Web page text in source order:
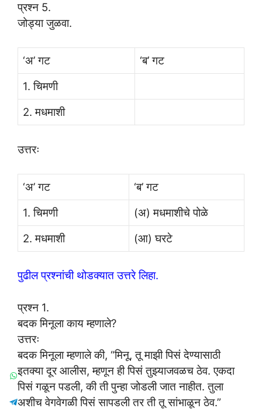
प्रश्न 5.
जोड्या जुळवा.
‘अ’ गट
‘ब’ गट
1. चिमणी
2. मधमाशी
उत्तरः
‘अ’ गट
‘ब’ गट
1. चिमणी
(अ) मधमाशीचे पोळे
2. मधमाशी
(आ) घरटे
पुढील प्रश्नांची थोडक्यात उत्तरे लिहा.
प्रश्न 1.
बदक मिनूला काय म्हणाले?
उत्तरः
बदक मिनूला म्हणाले की, “मिनू, तू माझी पिसं देण्यासाठी
इतक्या दूर आलीस, म्हणून ही पिसं तुझ्याजवळच ठेव. एकदा
पिसं गळून पडली, की ती पुन्हा जोडली जात नाहीत. तुला
अशीच वेगवेगळी पिसं सापडली तर ती तू सांभाळून ठेव.”